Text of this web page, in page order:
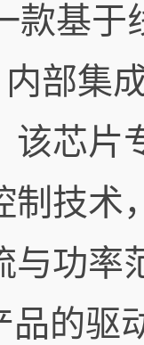
款基
内部集
该芯片
制技术
与功率
品的驱